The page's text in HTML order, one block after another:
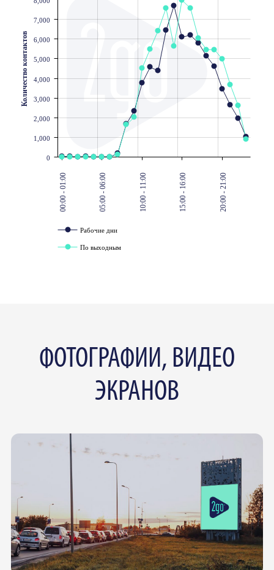
00:00 - 01:00 05:00 - 06:00 10:00 - 11:00 15:00 - 16:00 20:00 - 21:00
0
1,000
2,000
3,000
4,000
5,000
6,000
7,000
Количество контактов
Рабочие дни
По выходным
ФОТОГРАФИИ, ВИДЕО
ЭКРАНОВ